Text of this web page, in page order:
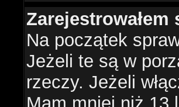
Na początek
Jeżeli te są w
rzeczy. Jeżeli